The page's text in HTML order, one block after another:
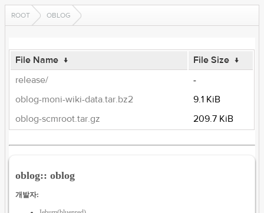
ROOT OBLOG
File Name ↓ File Size ↓
release/
-
oblog-moni-wiki-data.tar.bz2
9.1 KiB
oblog-scmroot.tar.gz
209.7 KiB
oblog:: oblog
개발자: